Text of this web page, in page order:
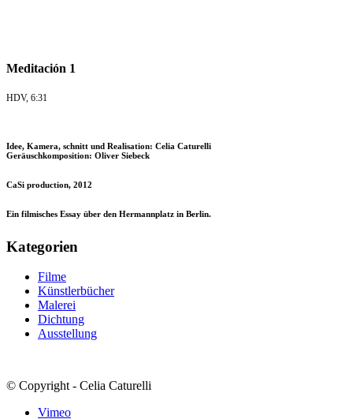
Meditación 1
HDV, 6:31
Idee, Kamera, schnitt und Realisation: Celia Caturelli
Geräuschkomposition: Oliver Siebeck
CaSi production, 2012
Ein filmisches Essay über den Hermannplatz in Berlin.
Kategorien
Filme
Künstlerbücher
Malerei
Dichtung
Ausstellung
© Copyright - Celia Caturelli
Vimeo